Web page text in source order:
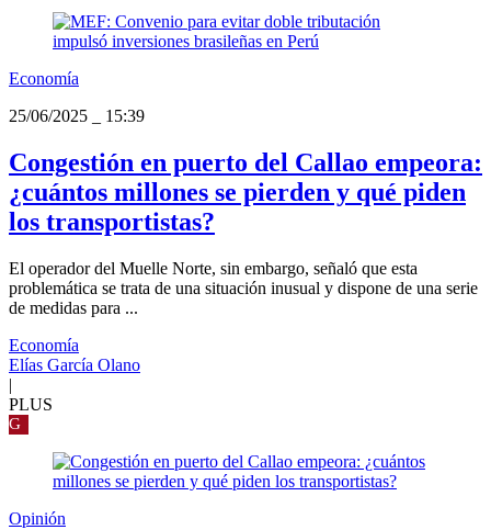
Economía
25/06/2025
15:39
Congestión en puerto del Callao empeora:
¿cuántos millones se pierden y qué piden
los transportistas?
El operador del Muelle Norte, sin embargo, señaló que esta
problemática se trata de una situación inusual y dispone de una serie
de medidas para ...
Economía
Elías García Olano
|
PLUS
G
Opinión